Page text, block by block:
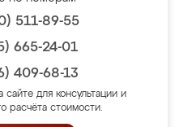
511-89-55
665-24-01
409-68-13
сайте для консультации и
расчёта стоимости.